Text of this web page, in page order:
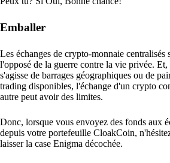
Emballer
Les échanges de crypto-monnaie centralisés
l'opposé de la guerre contre la vie privée.
s'agisse de barrages géographiques ou de
trading disponibles, l'échange d'un crypto
autre peut avoir des limites.
Donc, lorsque vous envoyez des fonds aux
depuis votre portefeuille CloakCoin,
laisser la case Enigma décochée.